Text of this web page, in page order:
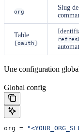
org
Slug
Table
[oauth]
Une configuration
Global config
org =